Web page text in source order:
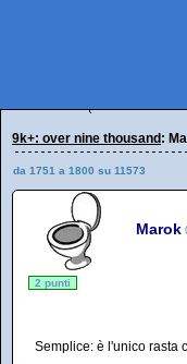
9k+: over nine thousand :
da 1751 a 1800 su 11573
Marok
2 punti
Semplice: è l'unico rasta